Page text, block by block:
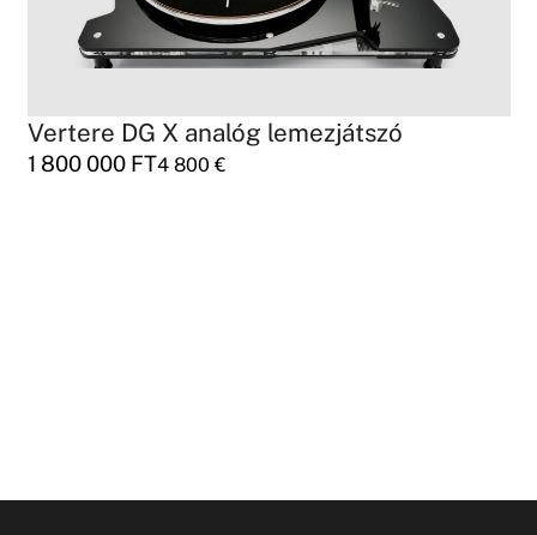
Vertere DG X analóg lemezjátszó
1 800 000 FT4 800€